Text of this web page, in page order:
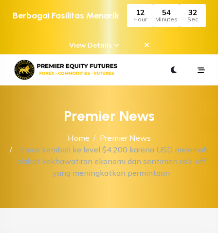
Berbagai Fasilitas Menarik 12
Hour
54
Minutes
32
Sec
View Details
Premier News
Home
Premier News
Emas kembali ke level $4.200 karena USD melemah
akibat kekhawatiran ekonomi dan sentimen risk-off
yang meningkatkan permintaan